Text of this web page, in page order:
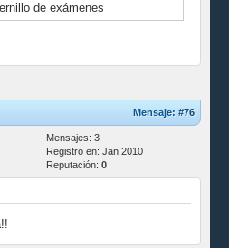
de exámenes
Mensaje: #76
Mensajes: 3
Registro en: Jan 2010
Reputación: 0